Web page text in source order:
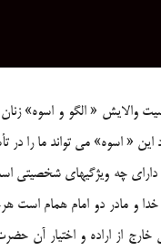
« الگو و اسوه»
« اسوه» مي تواند ما را در
چه ويژگيهاي شخصيتي است
مادر دو امام همام است
از اراده و اختيار آن